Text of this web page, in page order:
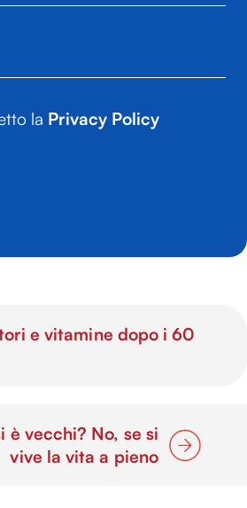
la Privacy Policy
e vitamine dopo i 60
è vecchi? No, se si
vive la vita a pieno